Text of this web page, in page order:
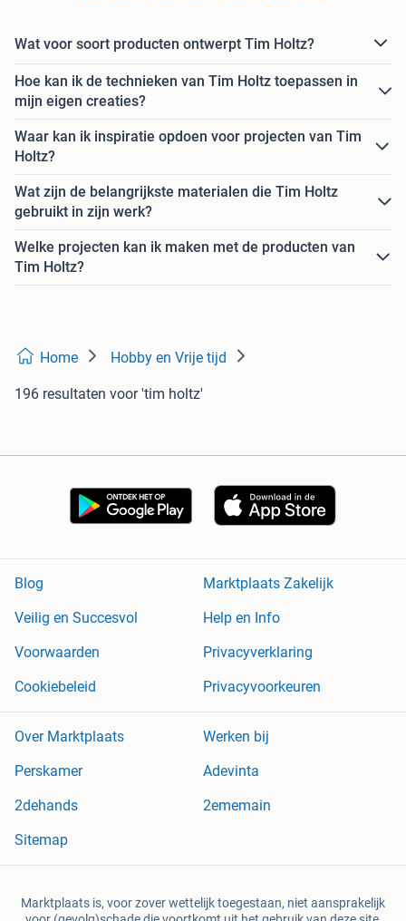
Wat voor soort producten ontwerpt Tim Holtz?
Hoe kan ik de technieken van Tim Holtz toepassen in
mijn eigen creaties?
Waar kan ik inspiratie opdoen voor projecten van Tim
Holtz?
Wat zijn de belangrijkste materialen die Tim Holtz
gebruikt in zijn werk?
Welke projecten kan ik maken met de producten van
Tim Holtz?
Home Hobby en Vrije tijd
196 resultaten voor 'tim holtz'
Blog
Marktplaats Zakelijk
Veilig en Succesvol
Help en Info
Voorwaarden
Privacyverklaring
Cookiebeleid
Privacyvoorkeuren
Over Marktplaats
Werken bij
Perskamer
Adevinta
2dehands
2ememain
Sitemap
Marktplaats is, voor zover wettelijk toegestaan, niet aansprakelijk